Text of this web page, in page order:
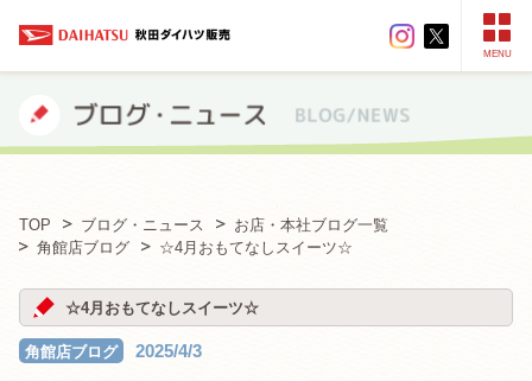
MENU
TOP ブログ・ニュース
お店・本社ブログ一覧
角館店ブログ
☆4月おもてなしスイーツ☆
☆4月おもてなしスイーツ☆
角館店ブログ 2025/4/3